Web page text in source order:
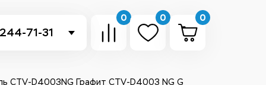
71-31
Telegram
0 0 0
CTV-D4003NG Графит CTV-D4003 NG G